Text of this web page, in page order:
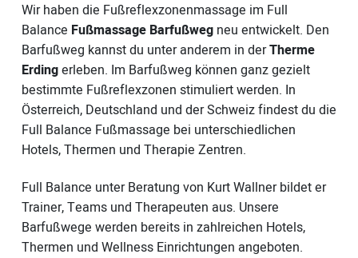
Wir haben die Fußreflexzonenmassage im Full
Balance Fußmassage Barfußwegneu entwickelt. Den
Barfußweg kannst du unter anderem in derTherme
Erdingerleben. Im Barfußweg können ganz gezielt
bestimmte Fußreflexzonen stimuliert werden. In
Österreich, Deutschland und der Schweiz findest du die
Full Balance Fußmassage bei unterschiedlichen
Hotels, Thermen und Therapie Zentren.
Full Balance unter Beratung von Kurt Wallner bildet er
Trainer, Teams und Therapeuten aus. Unsere
Barfußwege werden bereits in zahlreichen Hotels,
Thermen und Wellness Einrichtungen angeboten.